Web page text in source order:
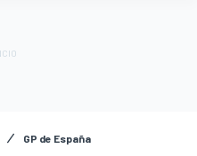
GP de España